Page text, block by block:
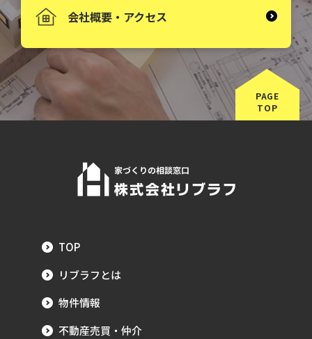
会社概要・アクセス
PAGE
TOP
TOP
リブラフとは
物件情報
不動産売買・仲介